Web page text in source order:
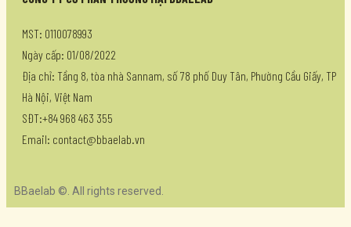
MST: 0110078993
Ngày cấp: 01/08/2022
Địa chỉ: Tầng 8, tòa nhà Sannam, số 78 phố Duy Tân, Phường Cầu Giấy, TP
Hà Nội, Việt Nam
SĐT:+84 968 463 355
Email: contact@bbaelab.vn
BBaelab ©. All rights reserved.